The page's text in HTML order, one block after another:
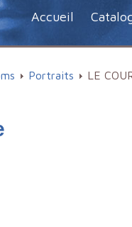
Accueil
Portraits LE